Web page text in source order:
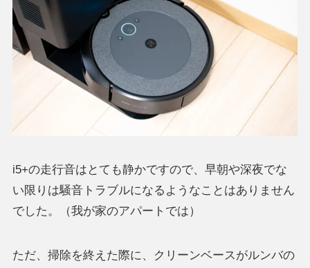
i5+の走行音はとても静かですので、早朝や深夜でな
い限りは騒音トラブルになるようなことはありません
でした。（我が家のアパートでは）
ただ、掃除を終えた際に、クリーンベースがルンバの